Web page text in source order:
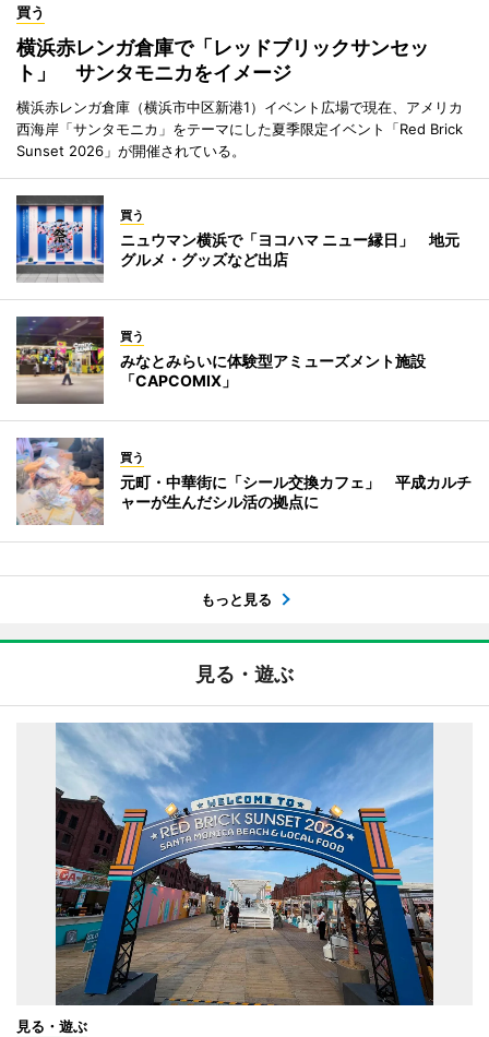
買う
横浜赤レンガ倉庫で「レッドブリックサンセッ
ト」 サンタモニカをイメージ
横浜赤レンガ倉庫（横浜市中区新港1）イベント広場で現在、アメリカ
西海岸「サンタモニカ」をテーマにした夏季限定イベント「Red Brick
Sunset 2026」が開催されている。
買う
ニュウマン横浜で「ヨコハマ ニュー縁日」 地元
グルメ・グッズなど出店
買う
みなとみらいに体験型アミューズメント施設
「CAPCOMIX」
買う
元町・中華街に「シール交換カフェ」 平成カルチ
ャーが生んだシル活の拠点に
もっと見る
見る・遊ぶ
見る・遊ぶ